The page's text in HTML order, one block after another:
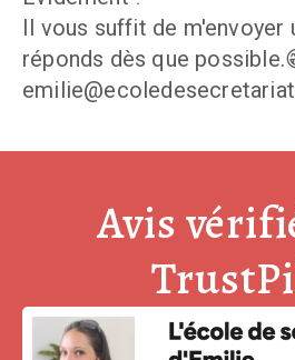
Il vous suffit de m'envoyer
réponds dès que
Avis